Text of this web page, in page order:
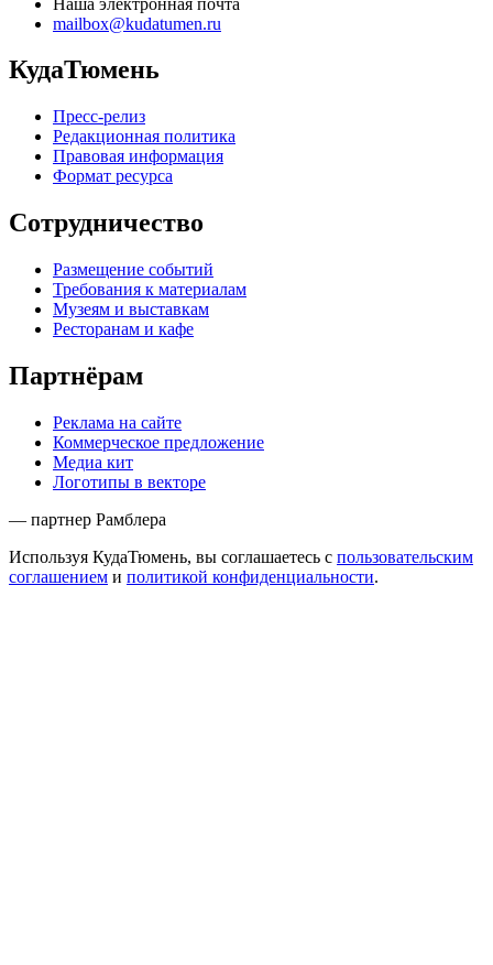
mailbox@kudatumen.ru
КудаТюмень
Пресс-релиз
Редакционная политика
Правовая информация
Формат ресурса
Сотрудничество
Размещение событий
Требования к материалам
Музеям и выставкам
Ресторанам и кафе
Партнёрам
Реклама на сайте
Коммерческое предложение
Медиа кит
Логотипы в векторе
— партнер Рамблера
Используя КудаТюмень, вы соглашаетесь с пользовательским
соглашением и политикой конфиденциальности.